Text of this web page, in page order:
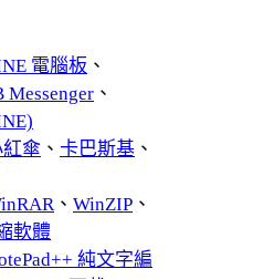
電腦板 、
Messenger 、
傘 、 卡巴斯基 、
、 WinZIP 、
軟體
純文字編